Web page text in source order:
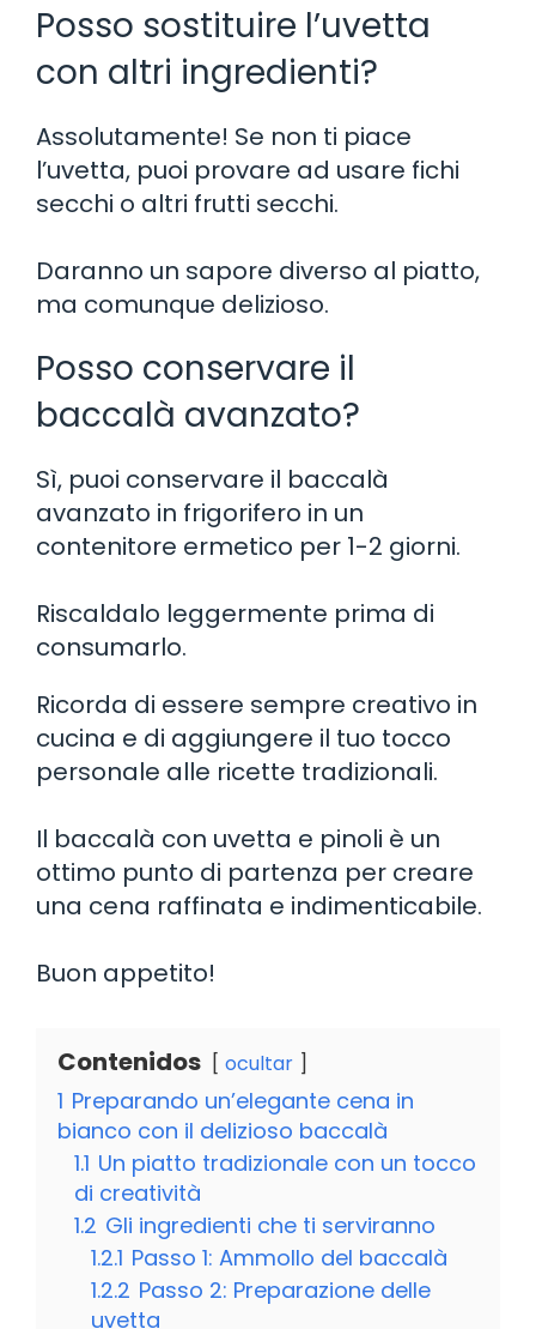
Posso sostituire l’uvetta
con altri ingredienti?
Assolutamente! Se non ti piace
l’uvetta, puoi provare ad usare fichi
secchi o altri frutti secchi.
Daranno un sapore diverso al piatto,
ma comunque delizioso.
Posso conservare il
baccalà avanzato?
Sì, puoi conservare il baccalà
avanzato in frigorifero in un
contenitore ermetico per 1-2 giorni.
Riscaldalo leggermente prima di
consumarlo.
Ricorda di essere sempre creativo in
cucina e di aggiungere il tuo tocco
personale alle ricette tradizionali.
Il baccalà con uvetta e pinoli è un
ottimo punto di partenza per creare
una cena raffinata e indimenticabile.
Buon appetito!
Contenidos ocultar
1 Preparando un’elegante cena in
bianco con il delizioso baccalà
1.1 Un piatto tradizionale con un tocco
di creatività
1.2 Gli ingredienti che ti serviranno
1.2.1 Passo 1: Ammollo del baccalà
1.2.2 Passo 2: Preparazione delle
uvetta